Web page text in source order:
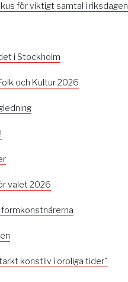
för viktigt samtal i riksdagen
i Stockholm
och Kultur 2026
valet 2026
konstliv i oroliga tider"